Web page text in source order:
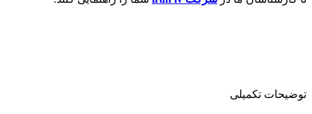
توضیحات تکمیلی